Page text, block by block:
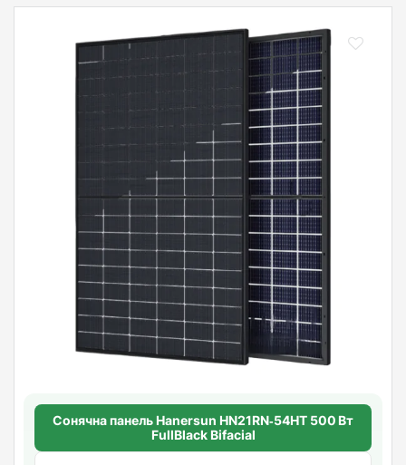
Сонячна панель Hanersun HN21RN‑54HT 500 Вт
FullBlack Bifacial